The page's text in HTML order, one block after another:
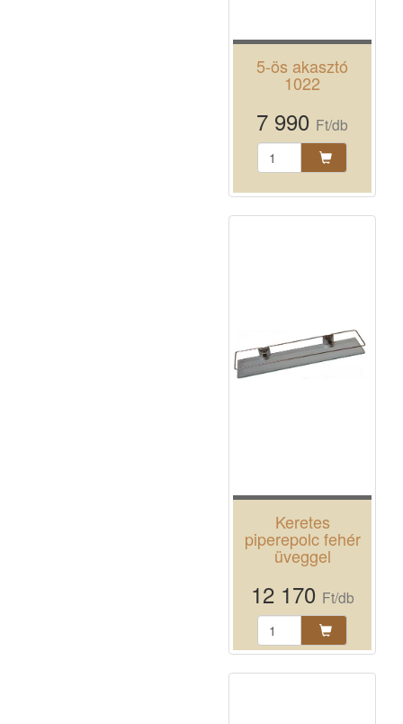
5-ös akasztó
1022
7 990 Ft/db
Keretes
piperepolc fehér
üveggel
12 170 Ft/db